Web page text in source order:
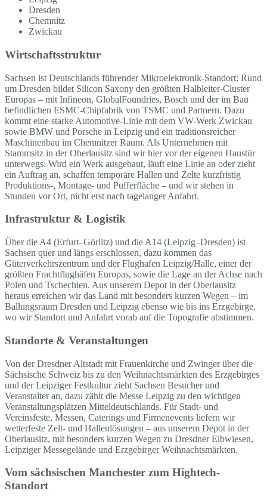
Dresden
Chemnitz
Zwickau
Wirtschaftsstruktur
Sachsen ist Deutschlands führender Mikroelektronik-Standort: Rund
um Dresden bildet Silicon Saxony den größten Halbleiter-Cluster
Europas – mit Infineon, GlobalFoundries, Bosch und der im Bau
befindlichen ESMC-Chipfabrik von TSMC und Partnern. Dazu
kommt eine starke Automotive-Linie mit dem VW-Werk Zwickau
sowie BMW und Porsche in Leipzig und ein traditionsreicher
Maschinenbau im Chemnitzer Raum. Als Unternehmen mit
Stammsitz in der Oberlausitz sind wir hier vor der eigenen Haustür
unterwegs: Wird ein Werk ausgebaut, läuft eine Linie an oder zieht
ein Auftrag an, schaffen temporäre Hallen und Zelte kurzfristig
Produktions-, Montage- und Pufferfläche – und wir stehen in
Stunden vor Ort, nicht erst nach tagelanger Anfahrt.
Infrastruktur & Logistik
Über die A4 (Erfurt–Görlitz) und die A14 (Leipzig–Dresden) ist
Sachsen quer und längs erschlossen, dazu kommen das
Güterverkehrszentrum und der Flughafen Leipzig/Halle, einer der
größten Frachtflughäfen Europas, sowie die Lage an der Achse nach
Polen und Tschechien. Aus unserem Depot in der Oberlausitz
heraus erreichen wir das Land mit besonders kurzen Wegen – im
Ballungsraum Dresden und Leipzig ebenso wie bis ins Erzgebirge,
wo wir Standort und Anfahrt vorab auf die Topografie abstimmen.
Standorte & Veranstaltungen
Von der Dresdner Altstadt mit Frauenkirche und Zwinger über die
Sächsische Schweiz bis zu den Weihnachtsmärkten des Erzgebirges
und der Leipziger Festkultur zieht Sachsen Besucher und
Veranstalter an, dazu zählt die Messe Leipzig zu den wichtigen
Veranstaltungsplätzen Mitteldeutschlands. Für Stadt- und
Vereinsfeste, Messen, Caterings und Firmenevents liefern wir
wetterfeste Zelt- und Hallenlösungen – aus unserem Depot in der
Oberlausitz, mit besonders kurzen Wegen zu Dresdner Elbwiesen,
Leipziger Messegelände und Erzgebirger Weihnachtsmärkten.
Vom sächsischen Manchester zum Hightech-
Standort